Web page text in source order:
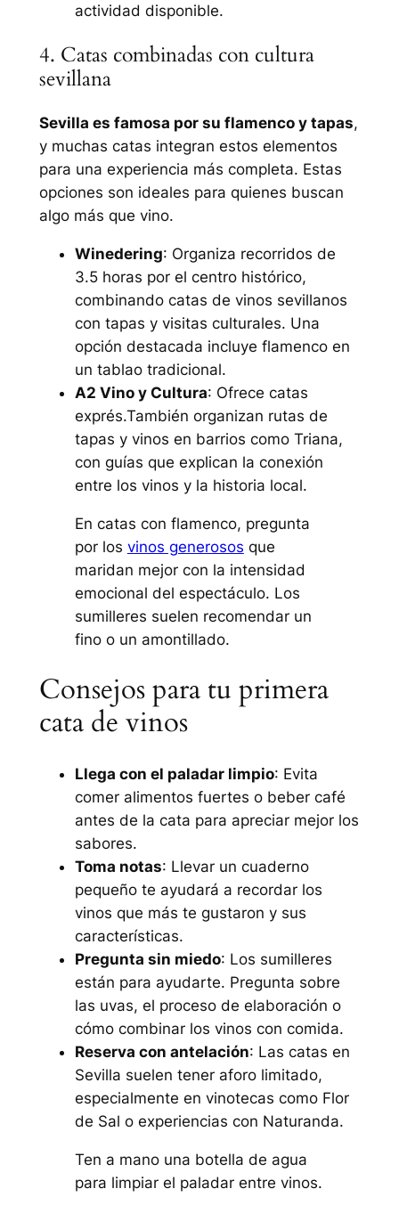
actividad disponible.
4. Catas combinadas con cultura
sevillana
Sevilla es famosa por su flamenco y tapas,
y muchas catas integran estos elementos
para una experiencia más completa. Estas
opciones son ideales para quienes buscan
algo más que vino.
Winedering: Organiza recorridos de
3.5 horas por el centro histórico,
combinando catas de vinos sevillanos
con tapas y visitas culturales. Una
opción destacada incluye flamenco en
un tablao tradicional.
A2 Vino y Cultura: Ofrece catas
exprés.También organizan rutas de
tapas y vinos en barrios como Triana,
con guías que explican la conexión
entre los vinos y la historia local.
En catas con flamenco, pregunta
por los vinos generosos que
maridan mejor con la intensidad
emocional del espectáculo. Los
sumilleres suelen recomendar un
fino o un amontillado.
Consejos para tu primera
cata de vinos
Llega con el paladar limpio: Evita
comer alimentos fuertes o beber café
antes de la cata para apreciar mejor los
sabores.
Toma notas: Llevar un cuaderno
pequeño te ayudará a recordar los
vinos que más te gustaron y sus
características.
Pregunta sin miedo: Los sumilleres
están para ayudarte. Pregunta sobre
las uvas, el proceso de elaboración o
cómo combinar los vinos con comida.
Reserva con antelación: Las catas en
Sevilla suelen tener aforo limitado,
especialmente en vinotecas como Flor
de Sal o experiencias con Naturanda.
Ten a mano una botella de agua
para limpiar el paladar entre vinos.